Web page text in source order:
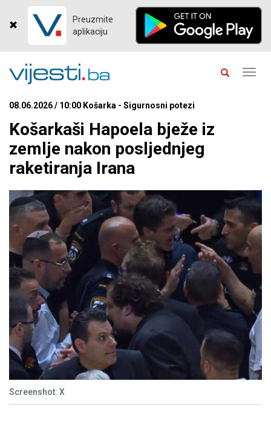
Preuzmite
aplikaciju
08.06.2026 / 10:00 Košarka - Sigurnosni potezi
Košarkaši Hapoela bježe iz
zemlje nakon posljednjeg
raketiranja Irana
Screenshot: X